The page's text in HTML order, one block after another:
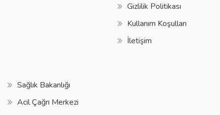
Gizlilik Politikası
Kullanım Koşulları
İletişim
Sağlık Bakanlığı
Acil Çağrı Merkezi